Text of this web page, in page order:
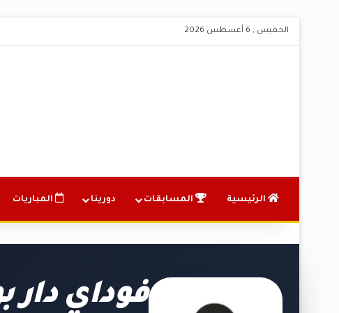
الخميس , 6 أغسطس 2026
الرئيسية المسابقات دورينا المباريات
فوداي دار